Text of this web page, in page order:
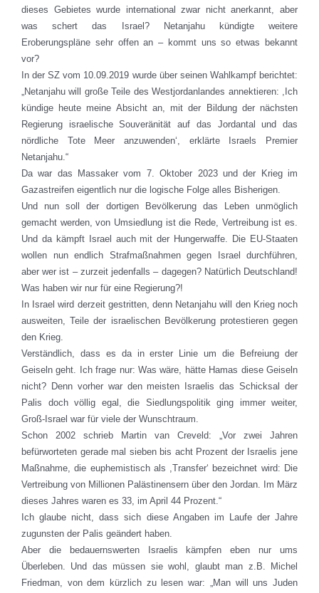
dieses Gebietes wurde international zwar nicht anerkannt, aber
was schert das Israel? Netanjahu kündigte weitere
Eroberungspläne sehr offen an – kommt uns so etwas bekannt
vor?
In der SZ vom 10.09.2019 wurde über seinen Wahlkampf berichtet:
„Netanjahu will große Teile des Westjordanlandes annektieren: ,Ich
kündige heute meine Absicht an, mit der Bildung der nächsten
Regierung israelische Souveränität auf das Jordantal und das
nördliche Tote Meer anzuwenden‘, erklärte Israels Premier
Netanjahu.“
Da war das Massaker vom 7. Oktober 2023 und der Krieg im
Gazastreifen eigentlich nur die logische Folge alles Bisherigen.
Und nun soll der dortigen Bevölkerung das Leben unmöglich
gemacht werden, von Umsiedlung ist die Rede, Vertreibung ist es.
Und da kämpft Israel auch mit der Hungerwaffe. Die EU-Staaten
wollen nun endlich Strafmaßnahmen gegen Israel durchführen,
aber wer ist – zurzeit jedenfalls – dagegen? Natürlich Deutschland!
Was haben wir nur für eine Regierung?!
In Israel wird derzeit gestritten, denn Netanjahu will den Krieg noch
ausweiten, Teile der israelischen Bevölkerung protestieren gegen
den Krieg.
Verständlich, dass es da in erster Linie um die Befreiung der
Geiseln geht. Ich frage nur: Was wäre, hätte Hamas diese Geiseln
nicht? Denn vorher war den meisten Israelis das Schicksal der
Palis doch völlig egal, die Siedlungspolitik ging immer weiter,
Groß-Israel war für viele der Wunschtraum.
Schon 2002 schrieb Martin van Creveld: „Vor zwei Jahren
befürworteten gerade mal sieben bis acht Prozent der Israelis jene
Maßnahme, die euphemistisch als ,Transfer‘ bezeichnet wird: Die
Vertreibung von Millionen Palästinensern über den Jordan. Im März
dieses Jahres waren es 33, im April 44 Prozent.“
Ich glaube nicht, dass sich diese Angaben im Laufe der Jahre
zugunsten der Palis geändert haben.
Aber die bedauernswerten Israelis kämpfen eben nur ums
Überleben. Und das müssen sie wohl, glaubt man z.B. Michel
Friedman, von dem kürzlich zu lesen war: „Man will uns Juden